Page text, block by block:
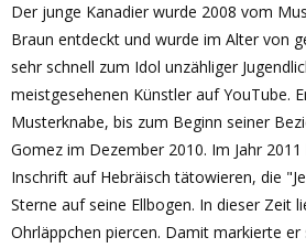
Der junge Kanadier wurde 2008 vom
Braun entdeckt und wurde im Alter von
sehr schnell zum Idol unzähliger
meistgesehenen Künstler auf YouTube.
Musterknabe, bis zum Beginn seiner
Gomez im Dezember 2010. Im Jahr
Inschrift auf Hebräisch tätowieren, die
Sterne auf seine Ellbogen. In dieser Zeit
Ohrläppchen piercen. Damit markierte